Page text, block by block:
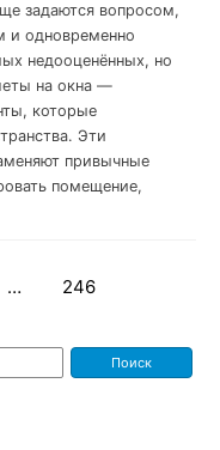
задаются вопросом,
и одновременно
недооценённых, но
на окна —
которые
Эти
привычные
помещение,
…
246